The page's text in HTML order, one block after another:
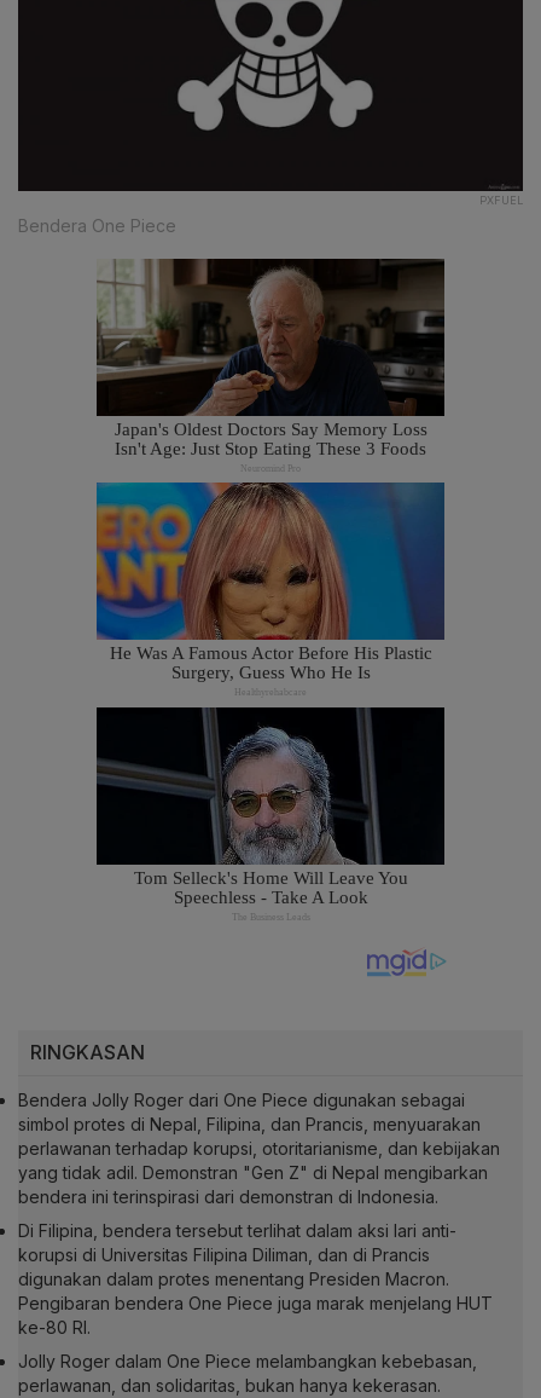
PXFUEL
Bendera One Piece
RINGKASAN
Bendera Jolly Roger dari One Piece digunakan sebagai
simbol protes di Nepal, Filipina, dan Prancis, menyuarakan
perlawanan terhadap korupsi, otoritarianisme, dan kebijakan
yang tidak adil. Demonstran "Gen Z" di Nepal mengibarkan
bendera ini terinspirasi dari demonstran di Indonesia.
Di Filipina, bendera tersebut terlihat dalam aksi lari anti-
korupsi di Universitas Filipina Diliman, dan di Prancis
digunakan dalam protes menentang Presiden Macron.
Pengibaran bendera One Piece juga marak menjelang HUT
ke-80 RI.
Jolly Roger dalam One Piece melambangkan kebebasan,
perlawanan, dan solidaritas, bukan hanya kekerasan.